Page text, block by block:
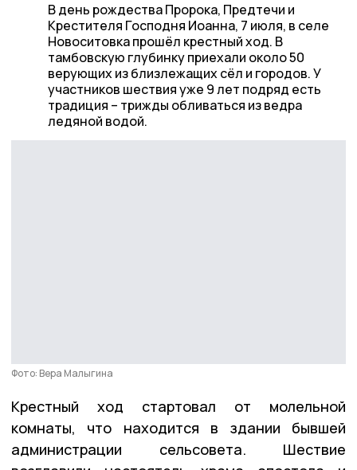
В день рождества Пророка, Предтечи и
Крестителя Господня Иоанна, 7 июля, в селе
Новоситовка прошёл крестный ход. В
тамбовскую глубинку приехали около 50
верующих из близлежащих сёл и городов. У
участников шествия уже 9 лет подряд есть
традиция – трижды обливаться из ведра
ледяной водой.
Фото: Вера Малыгина
Крестный ход стартовал от молельной
комнаты, что находится в здании бывшей
администрации сельсовета. Шествие